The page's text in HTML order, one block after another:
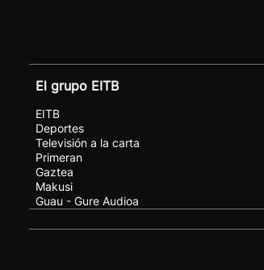
El grupo EITB
EITB
Deportes
Televisión a la carta
Primeran
Gaztea
Makusi
Guau - Gure Audioa